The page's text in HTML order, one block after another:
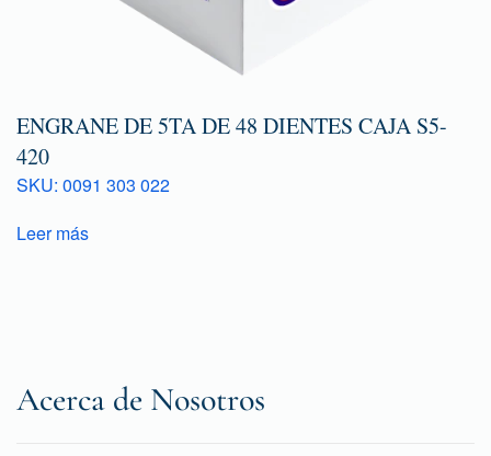
ENGRANE DE 5TA DE 48 DIENTES CAJA S5-
420
SKU: 0091 303 022
Leer más
Acerca de Nosotros